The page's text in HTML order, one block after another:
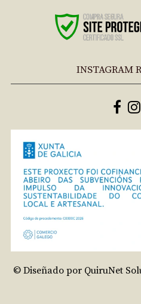
INSTAGRAM
© Diseñado por QuiruNet